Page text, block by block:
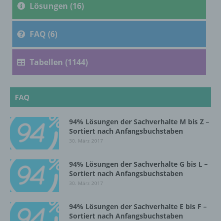
Lösungen (16)
FAQ (6)
Tabellen (1144)
FAQ
94% Lösungen der Sachverhalte M bis Z –
Sortiert nach Anfangsbuchstaben
30. März 2017
94% Lösungen der Sachverhalte G bis L –
Sortiert nach Anfangsbuchstaben
30. März 2017
94% Lösungen der Sachverhalte E bis F –
Sortiert nach Anfangsbuchstaben
Verarbeitung ist jeder mit oder ohne Hilfe
automatisierter Verfahren ausgeführte
Zusammenhang mit personenbezogenen
Daten wie das Erheben, das Erfassen, die
Bereitstellung, den Abgleich oder die
Verknüpfung, die Einschränkung, das
Löschen oder die Vernichtung.
d) Einschränkung der Verarbeitung
Markierung gespeicherter
personenbezogener Daten mit dem Ziel, ihre